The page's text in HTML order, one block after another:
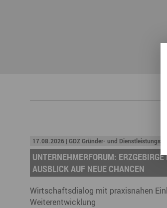
17.08.2026 | GDZ Gründer- und
UNTERNEHMERFORUM:
AUSBLICK AUF NEUE CHANCEN
Wirtschaftsdialog mit praxisnahen
Weiterentwicklung